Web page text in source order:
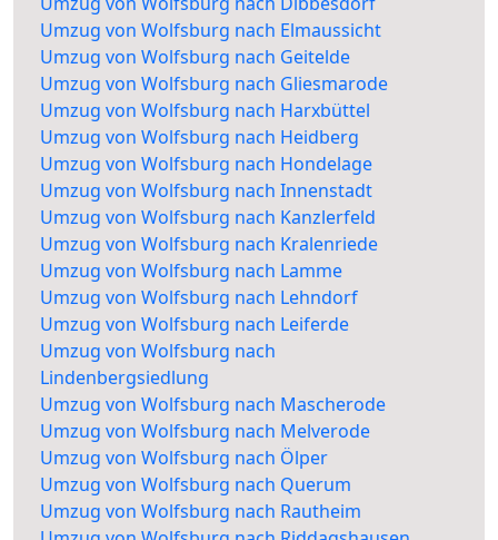
Umzug von Wolfsburg nach Elmaussicht
Umzug von Wolfsburg nach Geitelde
Umzug von Wolfsburg nach Gliesmarode
Umzug von Wolfsburg nach Harxbüttel
Umzug von Wolfsburg nach Heidberg
Umzug von Wolfsburg nach Hondelage
Umzug von Wolfsburg nach Innenstadt
Umzug von Wolfsburg nach Kanzlerfeld
Umzug von Wolfsburg nach Kralenriede
Umzug von Wolfsburg nach Lamme
Umzug von Wolfsburg nach Lehndorf
Umzug von Wolfsburg nach Leiferde
Umzug von Wolfsburg nach
Lindenbergsiedlung
Umzug von Wolfsburg nach Mascherode
Umzug von Wolfsburg nach Melverode
Umzug von Wolfsburg nach Ölper
Umzug von Wolfsburg nach Querum
Umzug von Wolfsburg nach Rautheim